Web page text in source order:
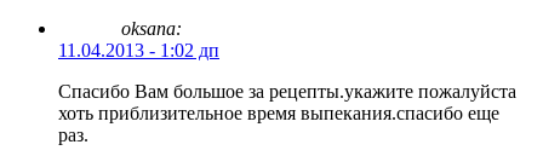
oksana:
11.04.2013 - 1:02 дп
Спасибо Вам большое за рецепты.укажите пожалуйста
хоть приблизительное время выпекания.спасибо еще
раз.